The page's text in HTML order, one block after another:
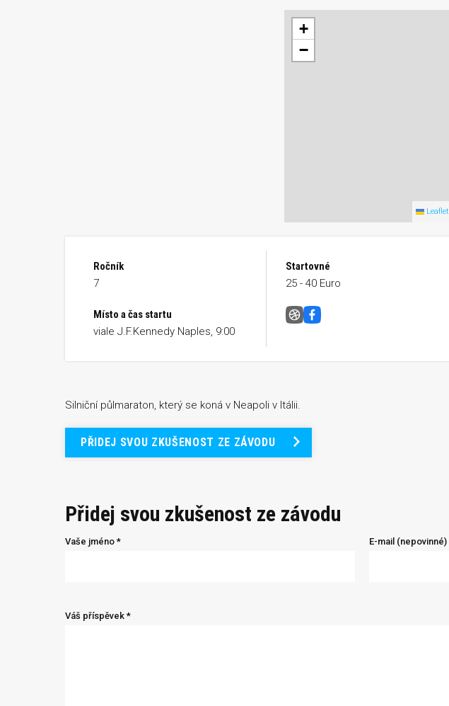
+
−
Leaflet
Ročník
7
Místo a čas startu
viale J.F.Kennedy Naples, 9:00
Startovné
25 - 40 Euro
Napoli City Half Marathon
Facebook
Silniční půlmaraton, který se koná v Neapoli v Itálii.
PŘIDEJ SVOU ZKUŠENOST ZE ZÁVODU
Přidej svou zkušenost ze závodu
Vaše jméno * E-mail (nepovinné)
Váš příspěvek *